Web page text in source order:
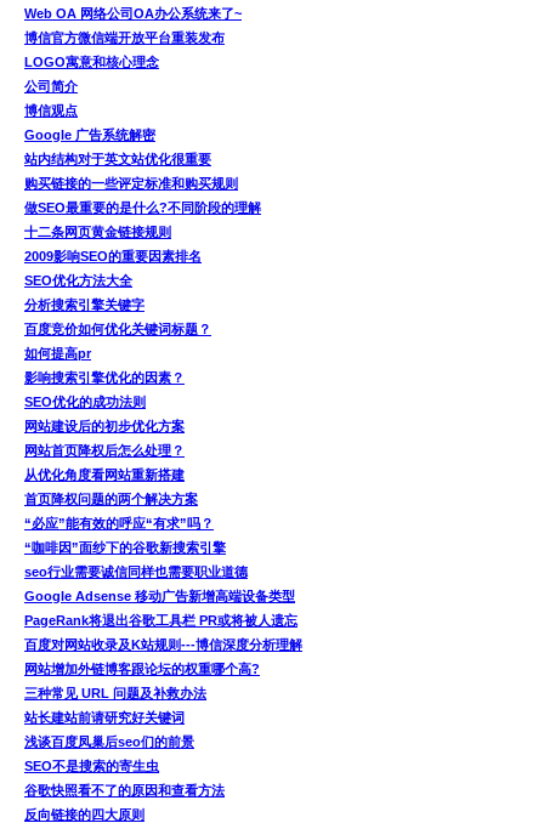
Web OA 网络公司OA办公系统来了~
博信官方微信端开放平台重装发布
LOGO寓意和核心理念
公司简介
博信观点
Google 广告系统解密
站内结构对于英文站优化很重要
购买链接的一些评定标准和购买规则
做SEO最重要的是什么?不同阶段的理解
十二条网页黄金链接规则
2009影响SEO的重要因素排名
SEO优化方法大全
分析搜索引擎关键字
百度竞价如何优化关键词标题？
如何提高pr
影响搜索引擎优化的因素？
SEO优化的成功法则
网站建设后的初步优化方案
网站首页降权后怎么处理？
从优化角度看网站重新搭建
首页降权问题的两个解决方案
“必应”能有效的呼应“有求”吗？
“咖啡因”面纱下的谷歌新搜索引擎
seo行业需要诚信同样也需要职业道德
Google Adsense 移动广告新增高端设备类型
PageRank将退出谷歌工具栏 PR或将被人遗忘
百度对网站收录及K站规则---博信深度分析理解
网站增加外链博客跟论坛的权重哪个高?
三种常见 URL 问题及补救办法
站长建站前请研究好关键词
浅谈百度凤巢后seo们的前景
SEO不是搜索的寄生虫
谷歌快照看不了的原因和查看方法
反向链接的四大原则